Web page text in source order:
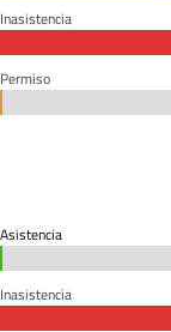
Inasistencia
Permiso
Asistencia
Inasistencia